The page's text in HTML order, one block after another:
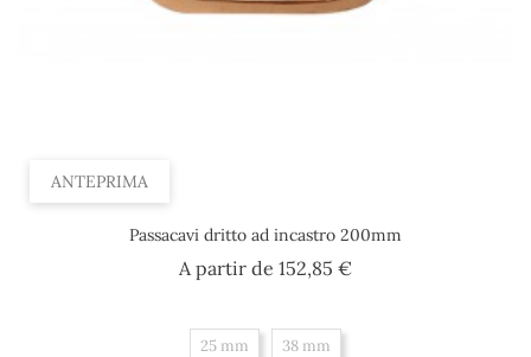
ANTEPRIMA
Passacavi dritto ad incastro 200mm
A partir de 152,85 €Prezzo
25 mm 38 mm